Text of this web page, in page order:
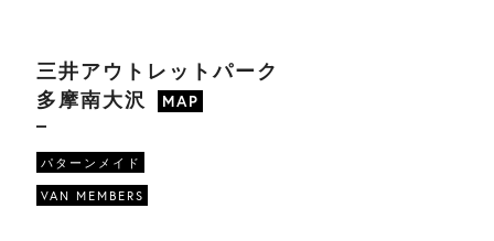
三井アウトレットパーク
多摩南大沢
MAP
パターンメイド
VAN MEMBERS